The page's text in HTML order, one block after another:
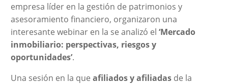
empresa líder en la gestión de patrimonios y
asesoramiento financiero, organizaron una
interesante webinar en la se analizó el ‘Mercado
inmobiliario: perspectivas, riesgos y
oportunidades’.
Una sesión en la que afiliados y afiliadasde la